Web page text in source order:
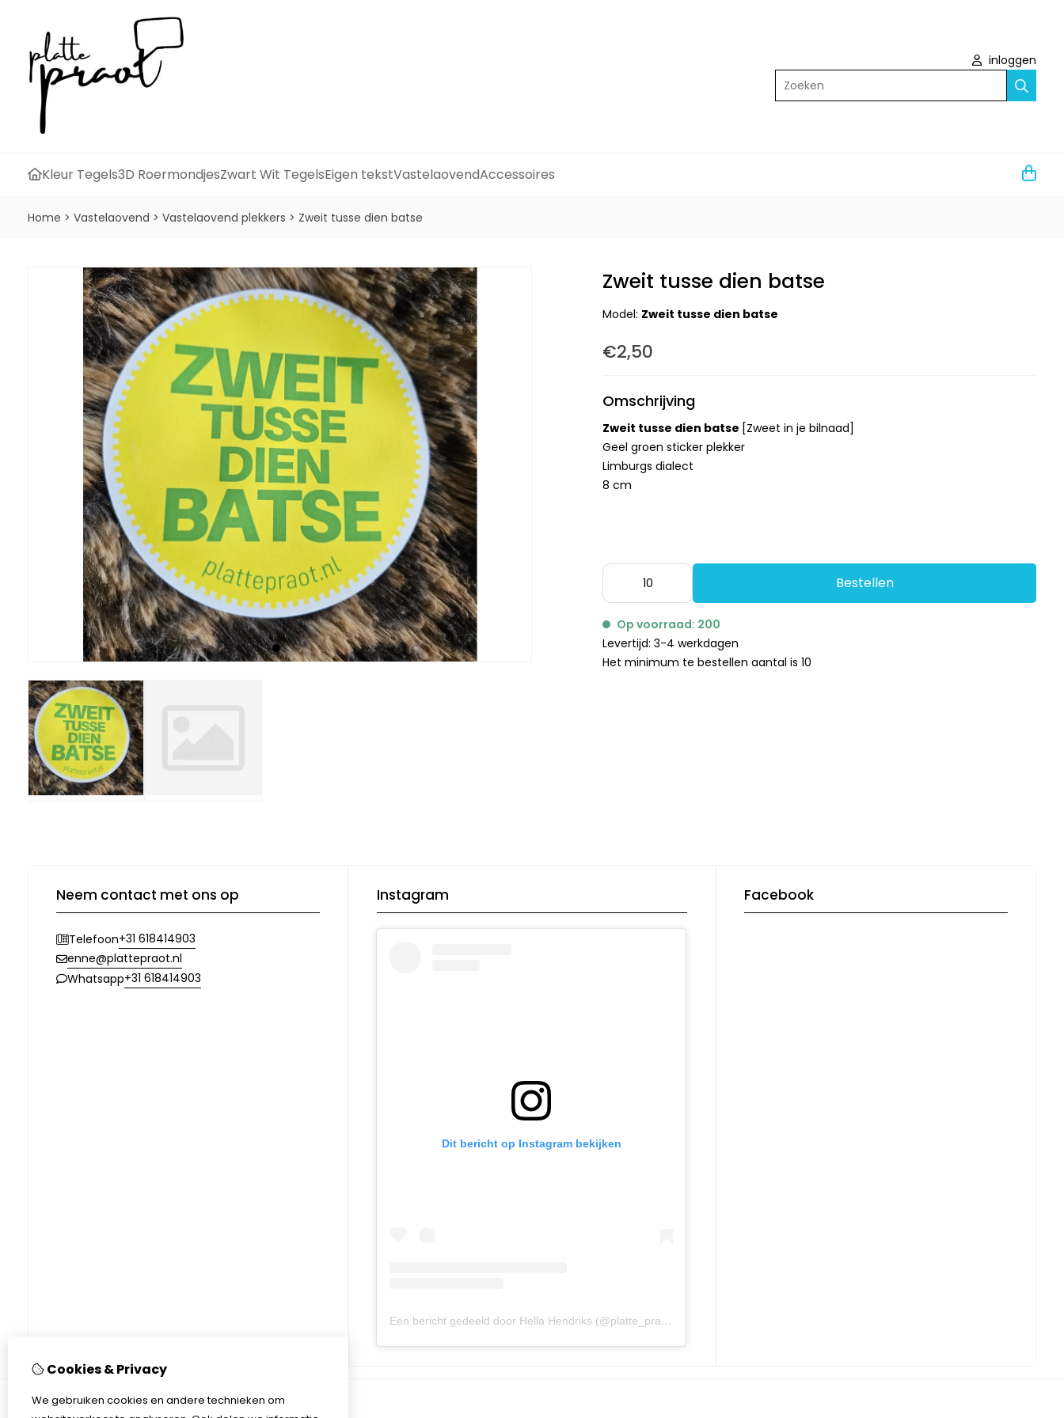
inloggen
Zoeken
Kleur Tegels3D RoermondjesZwart Wit TegelsEigen tekstVastelaovendAccessoires
Home > Vastelaovend > Vastelaovend plekkers > Zweit tusse dien batse
Zweit tusse dien batse
Model: Zweit tusse dien batse
€2,50
Omschrijving
Zweit tusse dien batse [Zweet in je bilnaad]
Geel groen sticker plekker
Limburgs dialect
8 cm
Bestellen
Op voorraad: 200
Levertijd: 3-4 werkdagen
Het minimum te bestellen aantal is 10
Neem contact met ons op
Telefoon+31 618414903
enne@plattepraot.nl
Whatsapp+31 618414903
Instagram
Dit bericht op Instagram bekijken
Een bericht gedeeld door Hella Hendriks (@platte_praot)
Facebook
Cookies & Privacy
We gebruiken cookies en andere technieken om